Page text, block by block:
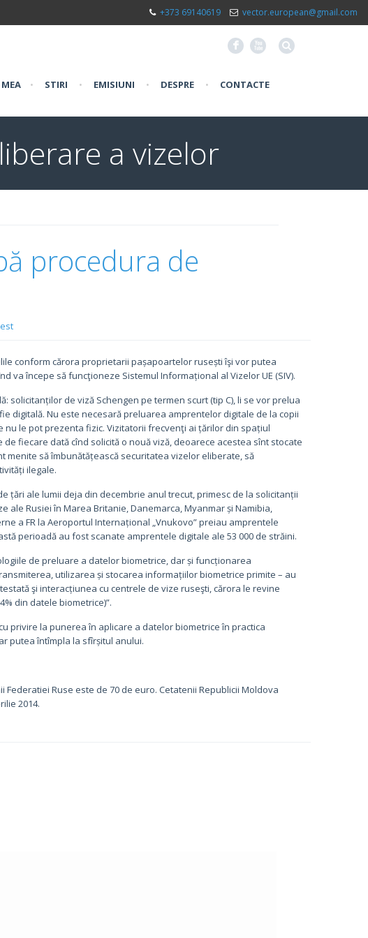
+373 69140619 vector.european@gmail.com
F X
• STIRI • EMISIUNI • DESPRE • CONTACTE
a vizelor
procedura de
conform cărora proprietarii pașapoartelor rusești îşi vor putea
va începe să funcţioneze Sistemul Informațional al Vizelor UE (SIV).
solicitanților de viză Schengen pe termen scurt (tip C), li se vor prelua
digitală. Nu este necesară preluarea amprentelor digitale de la copii
nu le pot prezenta fizic. Vizitatorii frecvenţi ai țărilor din spațiul
fiecare dată cînd solicită o nouă viză, deoarece acestea sînt stocate
menite să îmbunătățească securitatea vizelor eliberate, să
ilegale.
țări ale lumii deja din decembrie anul trecut, primesc de la solicitanții
ale Rusiei în Marea Britanie, Danemarca, Myanmar și Namibia,
a FR la Aeroportul Internațional „Vnukovo” preiau amprentele
perioadă au fost scanate amprentele digitale ale 53 000 de străini.
de preluare a datelor biometrice, dar și funcționarea
utilizarea și stocarea informațiilor biometrice primite – au
şi interacțiunea cu centrele de vize ruseşti, cărora le revine
din datele biometrice)”.
privire la punerea în aplicare a datelor biometrice în practica
putea întîmpla la sfîrșitul anului.
Ruse este de 70 de euro. Cetatenii Republicii Moldova
2014.